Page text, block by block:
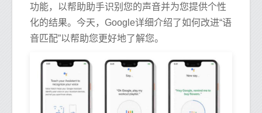
功能，以帮助助手识别您的声音并为您提供个性
化的结果。今天，Google详细介绍了如何改进“语
音匹配”以帮助您更好地了解您。